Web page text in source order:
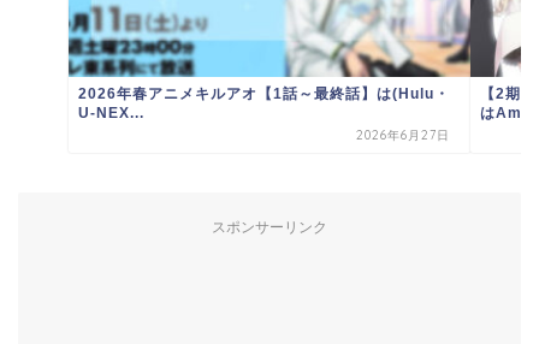
2026年春アニメキルアオ【1話～最終話】は(Hulu・
U-NEX...
2026年6月27日
【2期
は
スポンサーリンク